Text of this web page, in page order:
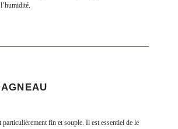
particulièrement fin et souple. Il est essentiel de le